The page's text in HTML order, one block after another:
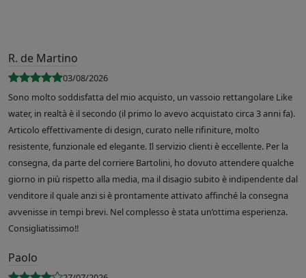
R. de Martino
03/08/2026
Sono molto soddisfatta del mio acquisto, un vassoio rettangolare Like
water, in realtà è il secondo (il primo lo avevo acquistato circa 3 anni fa).
Articolo effettivamente di design, curato nelle rifiniture, molto
resistente, funzionale ed elegante. Il servizio clienti è eccellente. Per la
consegna, da parte del corriere Bartolini, ho dovuto attendere qualche
giorno in più rispetto alla media, ma il disagio subito è indipendente dal
venditore il quale anzi si è prontamente attivato affinché la consegna
avvenisse in tempi brevi. Nel complesso è stata un’ottima esperienza.
Consigliatissimo!!
Paolo